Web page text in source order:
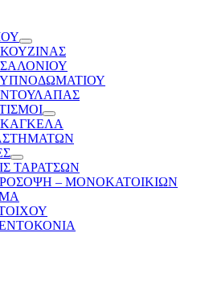
ΤΑΡΑΤΣΩΝ
– ΜΟΝΟΚΑΤΟΙΚΙΩΝ